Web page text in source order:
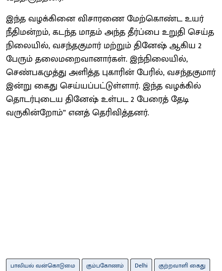
இந்த வழக்கினை விசாரணை மேற்கொண்ட உயர்
நீதிமன்றம், கடந்த மாதம் அந்த தீர்ப்பை உறுதி செய்த
நிலையில், வசந்தகுமார் மற்றும் தினேஷ் ஆகிய 2
பேரும் தலைமறைவானார்கள். இந்நிலையில்,
செண்பகமுத்து அளித்த புகாரின் பேரில், வசந்தகுமார்
இன்று கைது செய்யப்பட்டுள்ளார். இந்த வழக்கில்
தொடர்புடைய தினேஷ் உள்பட 2 பேரைத் தேடி
வருகின்றோம்” எனத் தெரிவித்தனர்.
பாலியல் வன்கொடுமை கும்பகோணம் Delhi
குற்றவாளி கைது